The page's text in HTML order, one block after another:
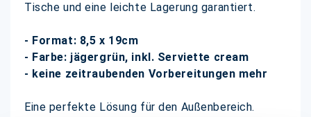
Tische und eine leichte Lagerung garantiert.
- Format: 8,5 x 19cm
- Farbe: jägergrün, inkl. Serviette cream
- keine zeitraubenden Vorbereitungen mehr
Eine perfekte Lösung für den Außenbereich.